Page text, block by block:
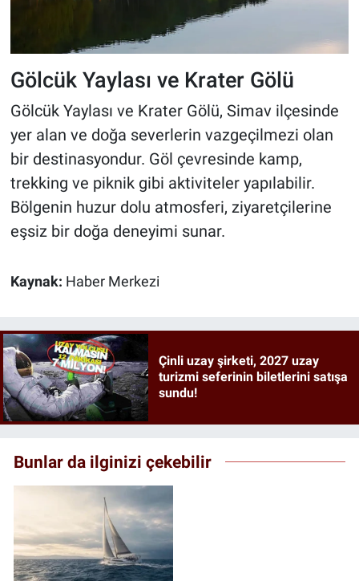
Gölcük Yaylası ve Krater Gölü
Gölcük Yaylası ve Krater Gölü, Simav ilçesinde
yer alan ve doğa severlerin vazgeçilmezi olan
bir destinasyondur. Göl çevresinde kamp,
trekking ve piknik gibi aktiviteler yapılabilir.
Bölgenin huzur dolu atmosferi, ziyaretçilerine
eşsiz bir doğa deneyimi sunar.
Kaynak: Haber Merkezi
Çinli uzay şirketi, 2027 uzay
turizmi seferinin biletlerini satışa
sundu!
Bunlar da ilginizi çekebilir